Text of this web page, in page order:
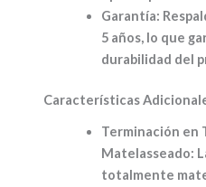
Garantía:
5 años, lo que
durabilidad del
Características
Terminación en
Matelasseado:
totalmente